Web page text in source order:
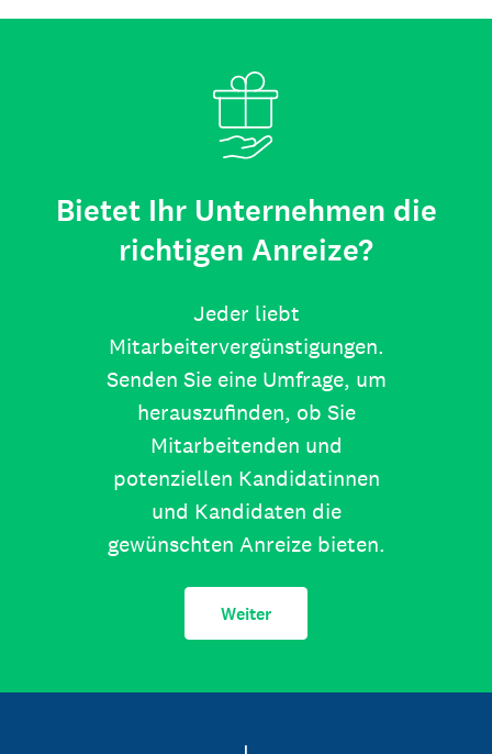
Bietet Ihr Unternehmen die
richtigen Anreize?
Jeder liebt
Mitarbeitervergünstigungen.
Senden Sie eine Umfrage, um
herauszufinden, ob Sie
Mitarbeitenden und
potenziellen Kandidatinnen
und Kandidaten die
gewünschten Anreize bieten.
Weiter